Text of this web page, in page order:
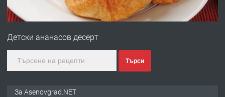
ПРЕДЛАГА
Професионална зеленчукорезачка
Детски ананасов десерт
Търси
За Asenovgrad.NET